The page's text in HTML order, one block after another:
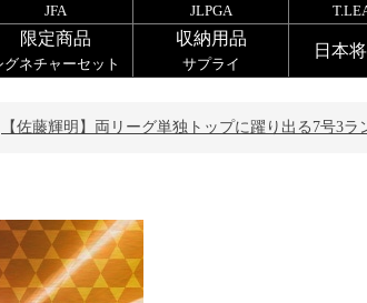
JFA JLPGA
限定商品
グネチャーセット
収納用品
サプライ
日本
【佐藤輝明】両リーグ単独トップに躍り出る7号3ラ